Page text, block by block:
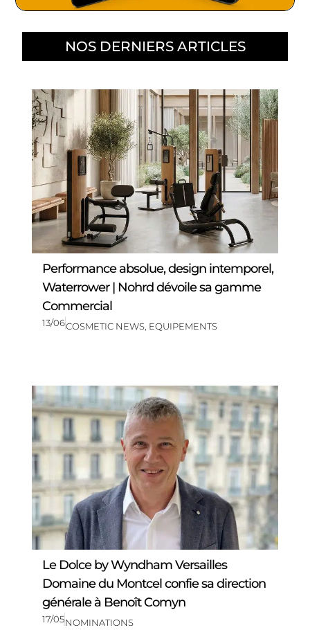
NOS DERNIERS ARTICLES
Performance absolue, design intemporel,
Waterrower | Nohrd dévoile sa gamme
Commercial
13/06COSMETIC NEWS, EQUIPEMENTS
Le Dolce by Wyndham Versailles
Domaine du Montcel confie sa direction
générale à Benoît Comyn
17/05NOMINATIONS